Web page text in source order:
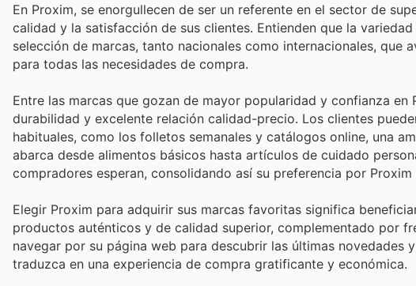
En Proxim, se enorgullecen de ser un referente en el sector de
calidad y la satisfacción de sus clientes. Entienden que la
selección de marcas, tanto nacionales como internacionales,
para todas las necesidades de compra.
Entre las marcas que gozan de mayor popularidad y confianza
durabilidad y excelente relación calidad-precio. Los clientes
habituales, como los folletos semanales y catálogos online, una
abarca desde alimentos básicos hasta artículos de cuidado
compradores esperan, consolidando así su preferencia por
Elegir Proxim para adquirir sus marcas favoritas significa
productos auténticos y de calidad superior, complementado por
navegar por su página web para descubrir las últimas
traduzca en una experiencia de compra gratificante y económica.